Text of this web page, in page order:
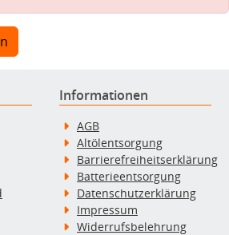
Informationen
AGB
Altölentsorgung
Barrierefreiheitserklärung
Batterieentsorgung
Datenschutzerklärung
Impressum
Widerrufsbelehrung